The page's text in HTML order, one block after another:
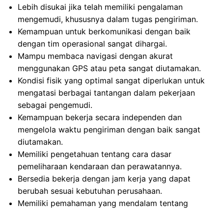
Lebih disukai jika telah memiliki pengalaman
mengemudi, khususnya dalam tugas pengiriman.
Kemampuan untuk berkomunikasi dengan baik
dengan tim operasional sangat dihargai.
Mampu membaca navigasi dengan akurat
menggunakan GPS atau peta sangat diutamakan.
Kondisi fisik yang optimal sangat diperlukan untuk
mengatasi berbagai tantangan dalam pekerjaan
sebagai pengemudi.
Kemampuan bekerja secara independen dan
mengelola waktu pengiriman dengan baik sangat
diutamakan.
Memiliki pengetahuan tentang cara dasar
pemeliharaan kendaraan dan perawatannya.
Bersedia bekerja dengan jam kerja yang dapat
berubah sesuai kebutuhan perusahaan.
Memiliki pemahaman yang mendalam tentang